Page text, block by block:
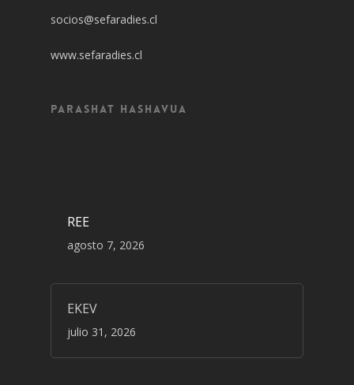
socios@sefaradies.cl
www.sefaradies.cl
Parashat Hashavua
REE
agosto 7, 2026
EKEV
julio 31, 2026